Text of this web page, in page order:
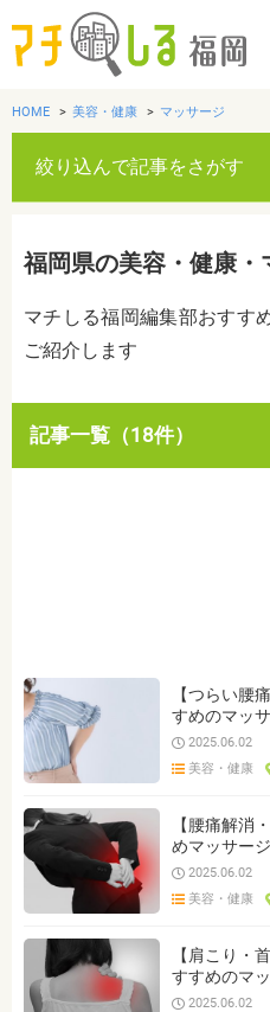
歯医者・病院
おでかけ
HOME 美容・健康 マッサージ
絞り込んで記事をさがす
カテゴリを選ぶ
すべて グルメ 美容・健
肩こり 整体・接
美容鍼灸・美容整体・エステ
福岡県の美容・健康・
マチしる福岡編集部おすす
ご紹介します
記事一覧（18件）
【つらい腰
すめのマッ
2025.06.02
美容・健康
【腰痛解消
めマッサー
2025.06.02
美容・健康
【肩こり・
すすめのマ
2025.06.02